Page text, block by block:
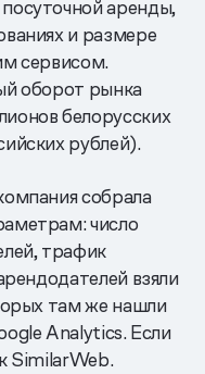
аренды,
и размере
сервисом.
оборот рынка
белорусских
рублей).
собрала
число
трафик
взяли
там же нашли
Analytics. Если
SimilarWeb.